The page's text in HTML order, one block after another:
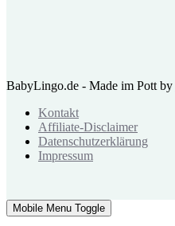
BabyLingo.de - Made im Pott by
Kontakt
Affiliate-Disclaimer
Datenschutzerklärung
Impressum
Mobile Menu Toggle